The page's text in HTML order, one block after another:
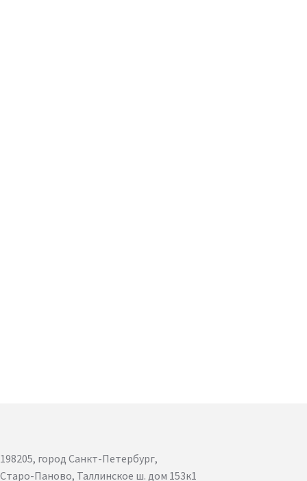
198205, город Санкт-Петербург,
Старо-Паново, Таллинское ш. дом 153к1